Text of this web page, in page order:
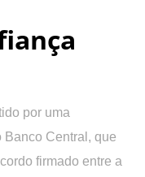
por uma
Central, que
firmado entre a